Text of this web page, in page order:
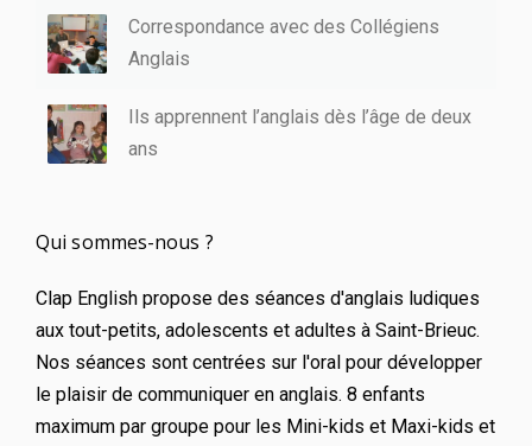
Correspondance avec des Collégiens
Anglais
Ils apprennent l’anglais dès l’âge de deux
ans
Qui sommes-nous ?
Clap English propose des séances d'anglais ludiques
aux tout-petits, adolescents et adultes à Saint-Brieuc.
Nos séances sont centrées sur l'oral pour développer
le plaisir de communiquer en anglais. 8 enfants
maximum par groupe pour les Mini-kids et Maxi-kids et